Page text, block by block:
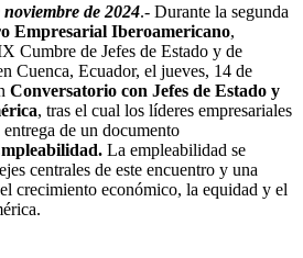
de 2024.- Durante la segunda
Empresarial Iberoamericano,
Cumbre de Jefes de Estado y de
Cuenca, Ecuador, el jueves, 14 de
Conversatorio con Jefes de Estado y
, tras el cual los líderes empresariales
de un documento
La empleabilidad se
centrales de este encuentro y una
crecimiento económico, la equidad y el